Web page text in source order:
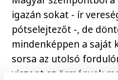
igazán sokat - ír
pótselejtezőt -, de
mindenképpen a saját
sorsa az utolsó
viszont az örmények